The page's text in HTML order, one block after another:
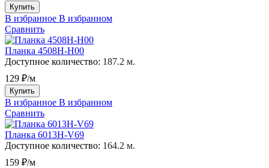
Купить
В избранное В избранном
Сравнить
Планка 4508H-H00
Доступное количество: 187.2 м.
129 ₽/м
Купить
В избранное В избранном
Сравнить
Планка 6013H-V69
Доступное количество: 164.2 м.
159 ₽/м